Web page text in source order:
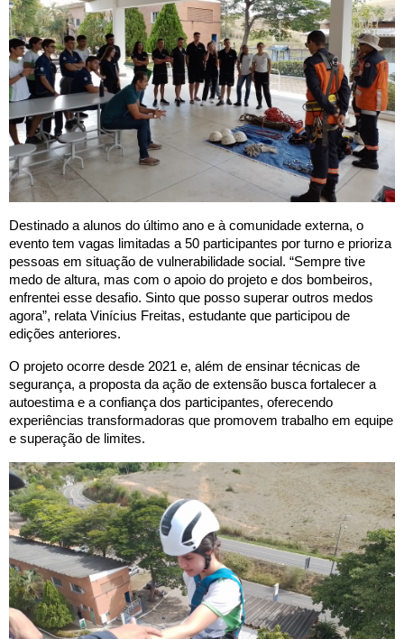
Destinado a alunos do último ano e à comunidade externa, o
evento tem vagas limitadas a 50 participantes por turno e prioriza
pessoas em situação de vulnerabilidade social. “Sempre tive
medo de altura, mas com o apoio do projeto e dos bombeiros,
enfrentei esse desafio. Sinto que posso superar outros medos
agora”, relata Vinícius Freitas, estudante que participou de
edições anteriores.
O projeto ocorre desde 2021 e, além de ensinar técnicas de
segurança, a proposta da ação de extensão busca fortalecer a
autoestima e a confiança dos participantes, oferecendo
experiências transformadoras que promovem trabalho em equipe
e superação de limites.